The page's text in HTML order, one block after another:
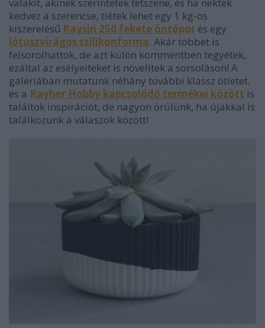
valakit, akinek szerintetek tetszene, és ha nektek
kedvez a szerencse, tiétek lehet egy 1 kg-os
kiszerelésű Raysin 250 fekete öntőpor és egy
lótuszvirágos szilikonforma. Akár többet is
felsorolhattok, de azt külön kommentben tegyétek,
ezáltal az esélyeiteket is növelitek a sorsoláson! A
galériában mutatunk néhány további klassz ötletet,
és a Rayher Hobby kapcsolódó termékei között is
találtok inspirációt, de nagyon örülünk, ha újakkal is
találkozunk a válaszok között!